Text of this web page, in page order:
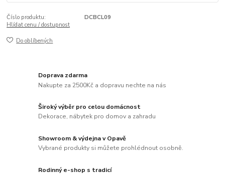
Číslo produktu:
DCBCL09
Hlídat cenu / dostupnost
Do oblíbených
Doprava zdarma
Nakupte za 2500Kč a dopravu nechte na nás
Široký výběr pro celou domácnost
Dekorace, nábytek pro domov a zahradu
Showroom & výdejna v Opavě
Vybrané produkty si můžete prohlédnout osobně.
Rodinný e-shop s tradicí